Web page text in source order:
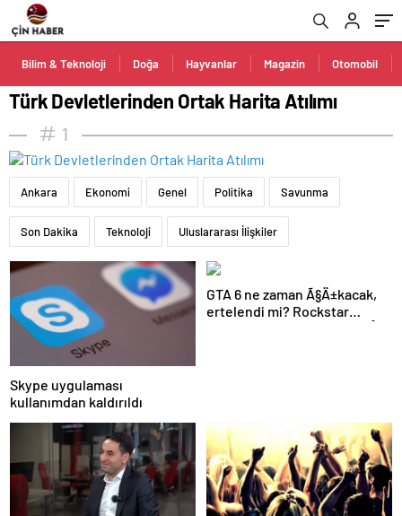
Bilim & Teknoloji Doğa Hayvanlar Magazin Otomobil
Türk Devletlerinden Ortak Harita Atılımı
1
Ankara Ekonomi Genel Politika Savunma
Son Dakika Teknoloji Uluslararası İlişkiler
Skype uygulaması
kullanımdan kaldırıldı
GTA 6 ne zaman Ã§Ä±kacak,
ertelendi mi? Rockstar